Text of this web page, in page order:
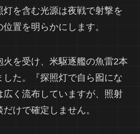
灯を含む光源は夜戦で射撃を
置を明らかにします。
を受け、米駆逐艦の魚雷2本
した。『探照灯で自ら囮にな
広く流布していますが、照射
けで確定しません。